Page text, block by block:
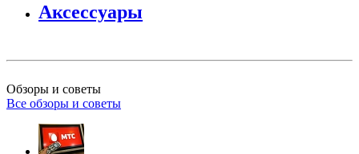
Аксессуары
Обзоры и советы
Все обзоры и советы